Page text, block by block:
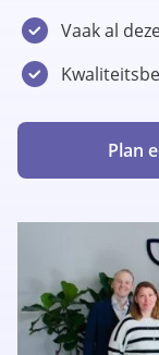
Vaak al
Plan